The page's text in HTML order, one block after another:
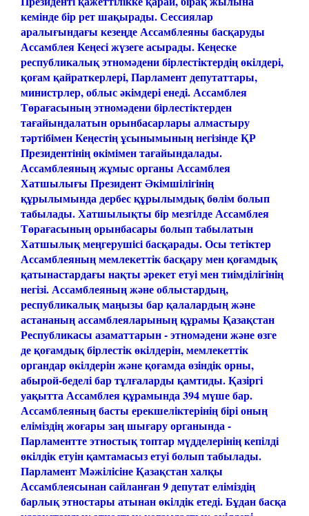
кемінде бір рет шақырады.Сессиялар
аралығындағы кезеңде Ассамблеяны басқаруды
Ассамблея Кеңесі жүзеге асырады. Кеңеске
республикалық этномәдени бірлестіктердің өкілдері,
қоғам қайраткерлері, Парламент депутаттары,
министрлер, облыс әкімдері енеді.Ассамблея
Төрағасының этномәдени бiрлестiктерден
тағайындалатын орынбасарлары алмастыру
тәртiбiмен Кеңестiң ұсынымының негiзiнде ҚР
Президентiнiң өкiмiмен тағайындалады.
Ассамблеяның жұмыс органы Ассамблея
Хатшылығы Президент Әкiмшiлiгiнiң
құрылымында дербес құрылымдық бөлiм болып
табылады. Хатшылықты бiр мезгiлде Ассамблея
Төрағасының орынбасары болып табылатын
Хатшылық меңгерушiсi басқарады. Осы тетіктер
Ассамблеяның мемлекеттік басқару мен қоғамдық
қатынастардағы нақты әрекет етуі мен тиімділігінің
негізі.Ассамблеяның және облыстардың,
республикалық маңызы бар қалалардың және
астананың ассамблеяларының құрамы Қазақстан
Республикасы азаматтарын - этномәдени және өзге
де қоғамдық бірлестік өкілдерін, мемлекеттік
органдар өкілдерін және қоғамда өзіндік орны,
абырой-беделі бар тұлғаларды қамтиды.Қазіргі
уақытта Ассамблея құрамында 394 мүше бар.
Ассамблеяның басты ерекшеліктерінің бірі оның
еліміздің жоғары заң шығару органында -
Парламентте этностық топтар мүдделерінің кепілді
өкілдік етуін қамтамасыз етуі болып табылады.
Парламент Мәжілісіне Қазақстан халқы
Ассамблеясынан сайланған 9 депутат еліміздің
барлық этностары атынан өкілдік етеді. Бұдан басқа